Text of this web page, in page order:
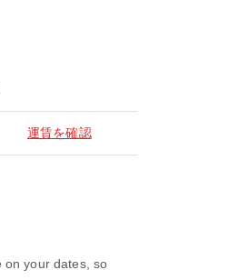
運賃を確認
on your dates, so